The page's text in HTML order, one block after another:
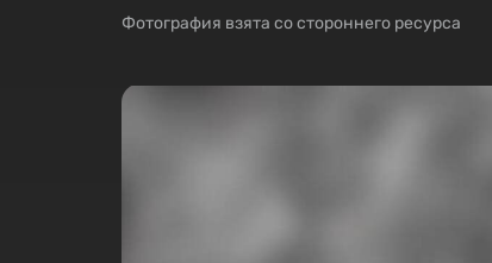
Фотография взята со стороннего ресурса